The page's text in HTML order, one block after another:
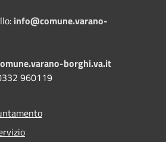
info@comune.varano-
borghi.va.it
960119